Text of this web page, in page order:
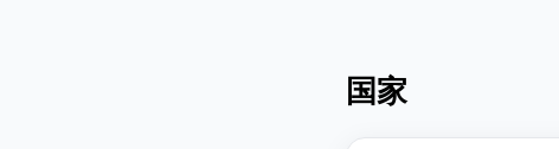
国家